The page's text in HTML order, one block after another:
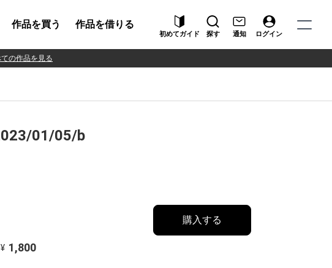
作品を買う 作品を借りる
初めてガイド 探す 通知 ログイン
の作品を見る
01/05/b
¥ 1,800
購入する